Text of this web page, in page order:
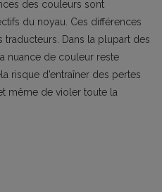
des couleurs sont
du noyau. Ces différences
Dans la plupart des
nuance de couleur reste
risque d’entraîner des pertes
même de violer toute la